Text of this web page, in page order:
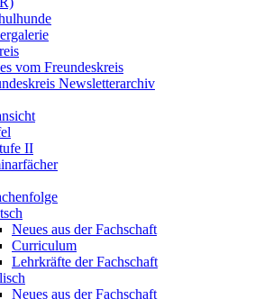
vom Freundeskreis
Newsletterarchiv
II
Neues aus der Fachschaft
Curriculum
Lehrkräfte der Fachschaft
Neues aus der Fachschaft